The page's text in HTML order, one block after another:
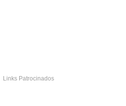
Links Patrocinados